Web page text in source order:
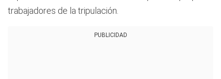
trabajadores de la tripulación.
PUBLICIDAD